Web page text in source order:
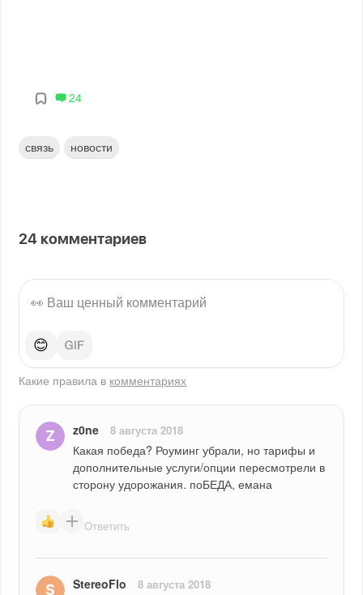
24
связь новости
24 комментариев
😊
Какие правила в комментариях
z0ne 8 августа 2018
Какая победа? Роуминг убрали, но тарифы и
дополнительные услуги/опции пересмотрели в
сторону удорожания. поБЕДА, емана
Ответить
StereoFlo 8 августа 2018